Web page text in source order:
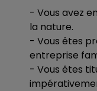
- Vous avez
la nature.
- Vous êtes
entreprise
- Vous êtes